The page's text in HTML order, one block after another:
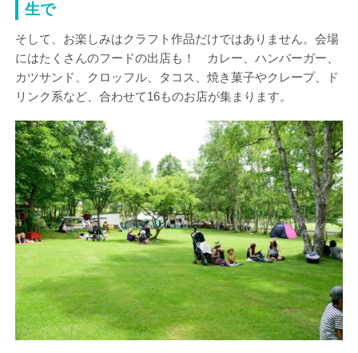
生で
そして、お楽しみはクラフト作品だけではありません。会場
にはたくさんのフードの出店も！ カレー、ハンバーガー、
カツサンド、クロッフル、タコス、焼き菓子やクレープ、ド
リンク系など、合わせて16ものお店が集まります。